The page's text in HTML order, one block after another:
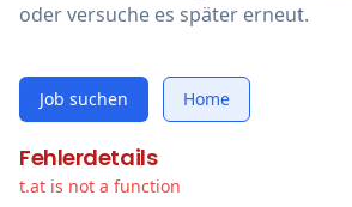
oder versuche es später erneut.
Job suchen Home
Fehlerdetails
t.at is not a function